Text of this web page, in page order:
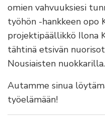
omien vahvuuksiesi
työhön -hankkeen opo
projektipäällikkö Ilona
tähtinä etsivän
Nousiaisten nuokkarilla.
Autamme sinua
työelämään!